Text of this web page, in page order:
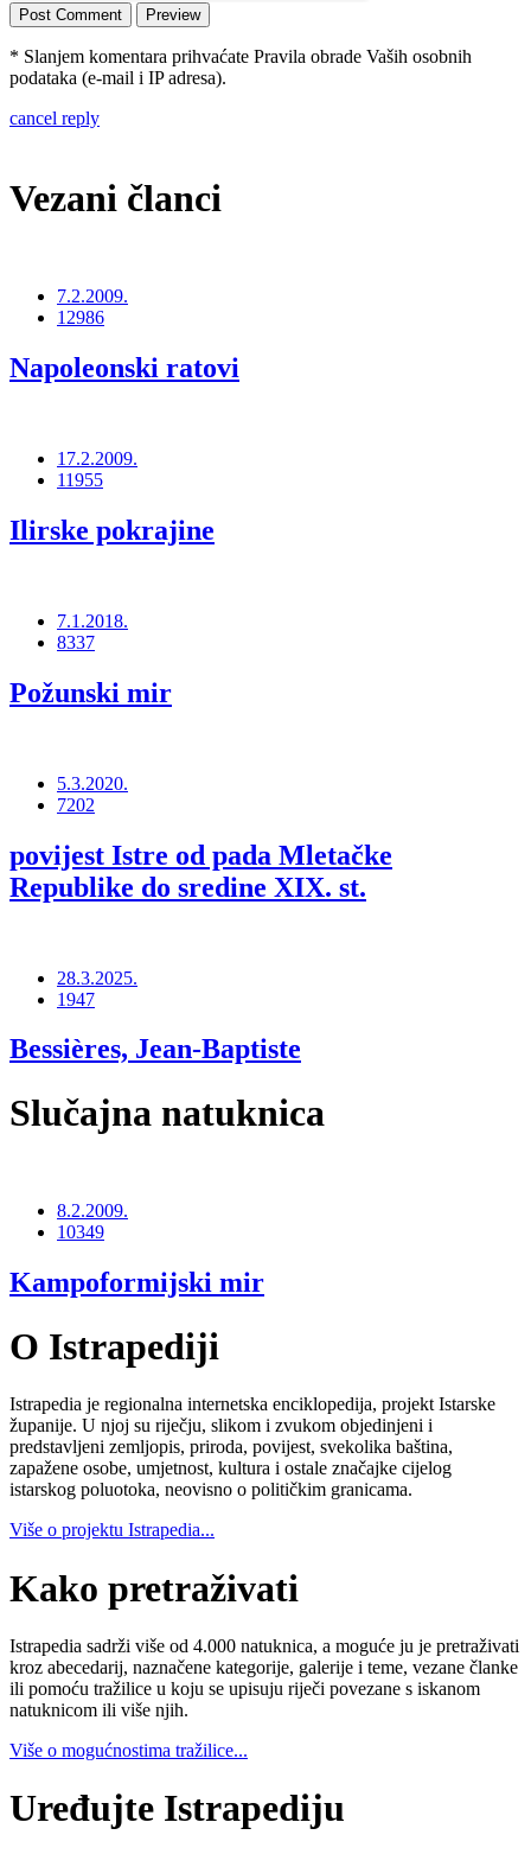
* Slanjem komentara prihvaćate Pravila obrade Vaših osobnih
podataka (e-mail i IP adresa).
cancel reply
Vezani članci
7.2.2009.
12986
Napoleonski ratovi
17.2.2009.
11955
Ilirske pokrajine
7.1.2018.
8337
Požunski mir
5.3.2020.
7202
povijest Istre od pada Mletačke
Republike do sredine XIX. st.
28.3.2025.
1947
Bessières, Jean-Baptiste
Slučajna natuknica
8.2.2009.
10349
Kampoformijski mir
O Istrapediji
Istrapedia je regionalna internetska enciklopedija, projekt Istarske
županije. U njoj su riječju, slikom i zvukom objedinjeni i
predstavljeni zemljopis, priroda, povijest, svekolika baština,
zapažene osobe, umjetnost, kultura i ostale značajke cijelog
istarskog poluotoka, neovisno o političkim granicama.
Više o projektu Istrapedia...
Kako pretraživati
Istrapedia sadrži više od 4.000 natuknica, a moguće ju je pretraživati
kroz abecedarij, naznačene kategorije, galerije i teme, vezane članke
ili pomoću tražilice u koju se upisuju riječi povezane s iskanom
natuknicom ili više njih.
Više o mogućnostima tražilice...
Uređujte Istrapediju